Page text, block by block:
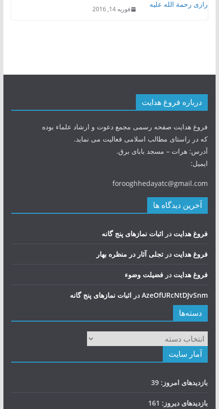
فوریه 14, 2016
درباره فروغ هدایت
فروغ هدایت صفحه رسمی مجمع دعوت و ارشاد علماء بوده
که در راستای مطالب اسلامی فعالیت می نماید.
آدرس: هرات – مسجد بابای برق.
ایمیل:
forooghhedayatc@gmail.com
آخرین دیدگاه ها
فروغ هدایت در اثبات نمازهای پنج گانه
فروغ هدایت در تجلی آثار در منظره بهار
فروغ هدایت در فضيلت وضوء
AzeOfURcNtDJvSnmدر اثبات نمازهای پنج گانه
دسته‌ها
دسته‌ها
آمار سایت
بازدیدهای امروز: 39
بازدیدهای دیروز: 161